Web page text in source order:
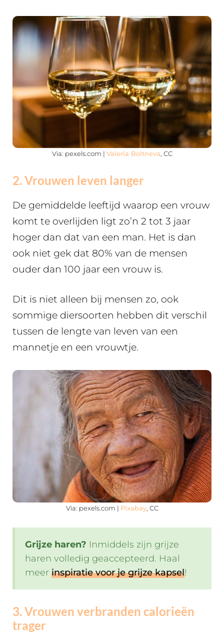
Via: pexels.com | Valeria Boltneva, CC
2. Vrouwen leven langer
De gemiddelde leeftijd waarop een vrouw
komt te overlijden ligt zo’n 2 tot 3 jaar
hoger dan dat van een man. Het is dan
ook niet gek dat 80% van de mensen
ouder dan 100 jaar een vrouw is.
Dit is niet alleen bij mensen zo, ook
sommige diersoorten hebben dit verschil
tussen de lengte van leven van een
mannetje en een vrouwtje.
Via: pexels.com | Pixabay, CC
Grijze haren? Inmiddels zijn grijze
haren volledig geaccepteerd. Haal
meer inspiratie voor je grijze kapsel!
3. Vrouwen verbranden calorieën
trager